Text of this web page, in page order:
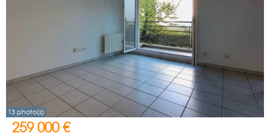
13 photo(s)
259 000 €